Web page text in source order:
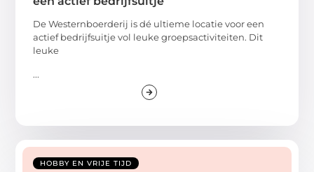
De Westernboerderij is dé ultieme locatie voor een
actief bedrijfsuitje vol leuke groepsactiviteiten. Dit
leuke
...
HOBBY EN VRIJE TIJD